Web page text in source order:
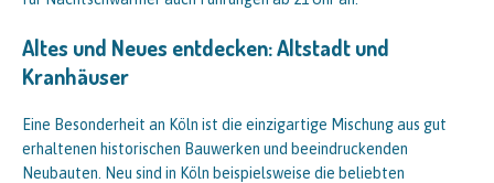
Altes und Neues entdecken: Altstadt und
Kranhäuser
Eine Besonderheit an Köln ist die einzigartige Mischung aus gut
erhaltenen historischen Bauwerken und beeindruckenden
Neubauten. Neu sind in Köln beispielsweise die beliebten